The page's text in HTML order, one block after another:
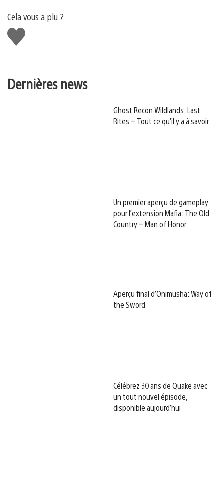
Cela vous a plu ?
J'aime
Dernières news
Ghost Recon Wildlands: Last
Rites – Tout ce qu’il y a à savoir
Un premier aperçu de gameplay
pour l’extension Mafia: The Old
Country – Man of Honor
Aperçu final d’Onimusha: Way of
the Sword
Célébrez 30 ans de Quake avec
un tout nouvel épisode,
disponible aujourd’hui